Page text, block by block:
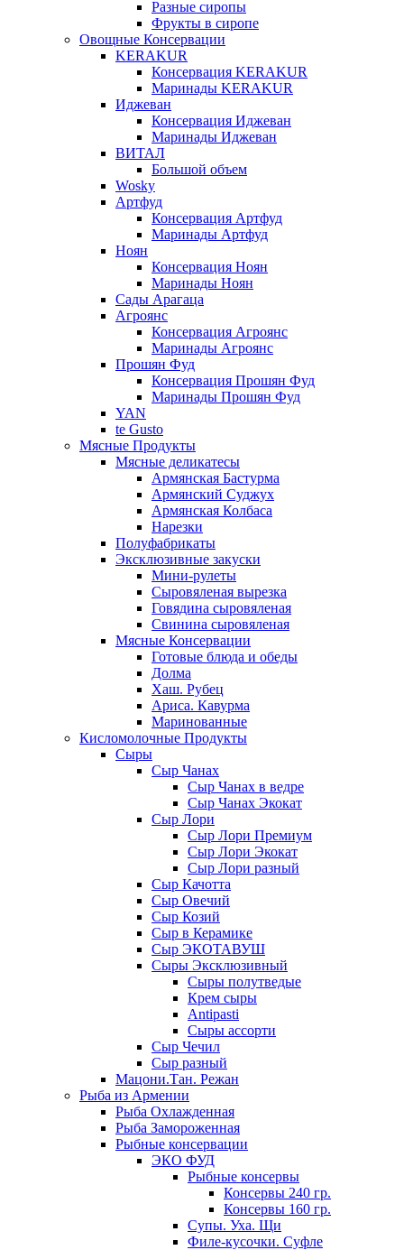
Разные сиропы
Фрукты в сиропе
Овощные Консервации
KERAKUR
Консервация KERAKUR
Маринады KERAKUR
Иджеван
Консервация Иджеван
Маринады Иджеван
ВИТАЛ
Большой объем
Wosky
Артфуд
Консервация Артфуд
Маринады Артфуд
Ноян
Консервация Ноян
Маринады Ноян
Сады Арагаца
Агроянс
Консервация Агроянс
Маринады Агроянс
Прошян Фуд
Консервация Прошян Фуд
Маринады Прошян Фуд
YAN
te Gusto
Мясные Продукты
Мясные деликатесы
Армянская Бастурма
Армянский Суджух
Армянская Колбаса
Нарезки
Полуфабрикаты
Эксклюзивные закуски
Мини-рулеты
Сыровяленая вырезка
Говядина сыровяленая
Свинина сыровяленая
Мясные Консервации
Готовые блюда и обеды
Долма
Хаш. Рубец
Ариса. Кавурма
Маринованные
Кисломолочные Продукты
Сыры
Сыр Чанах
Сыр Чанах в ведре
Сыр Чанах Экокат
Сыр Лори
Сыр Лори Премиум
Сыр Лори Экокат
Сыр Лори разный
Сыр Качотта
Сыр Овечий
Сыр Козий
Сыр в Керамике
Сыр ЭКОТАВУШ
Сыры Эксклюзивный
Сыры полутведые
Крем сыры
Antipasti
Сыры ассорти
Сыр Чечил
Сыр разный
Мацони.Тан. Режан
Рыба из Армении
Рыба Охлажденная
Рыба Замороженная
Рыбные консервации
ЭКО ФУД
Рыбные консервы
Консервы 240 гр.
Консервы 160 гр.
Супы. Уха. Щи
Филе-кусочки. Суфле